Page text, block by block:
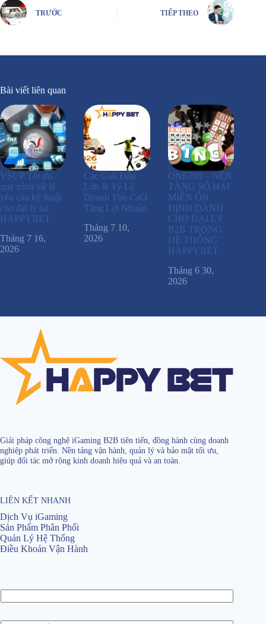
TRƯỚC TIẾP THEO
Bài viết liên quan
VSUP Tối ưu
quy trình xử lý
yêu cầu kỹ thuật
cho đại lý tại
HAPPYBET
Tháng 7 16,
2026
Các Giải Đấu
Lớn & Tỷ Lệ
Doanh Thu CaO
Tăng Lợi Nhuận
Tháng 7 10,
2026
ONE789 – NỀN
TẢNG SỐ HAI
MIỀN ỔN
ĐỊNH DÀNH
CHO ĐẠI LÝ
B2B TRONG
HỆ THỐNG
HAPPYBET
Tháng 6 30,
2026
Giải pháp công nghệ iGaming B2B tiên tiến, đồng hành cùng doanh
nghiệp phát triển. Nền tảng vận hành, quản lý và bảo mật tối ưu,
giúp đối tác mở rộng kinh doanh hiệu quả và an toàn.
LIÊN KẾT NHANH
Dịch Vụ iGaming
Sản Phẩm Phân Phối
Quản Lý Hệ Thống
Điều Khoản Vận Hành